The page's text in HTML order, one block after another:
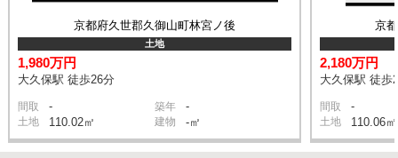
京都府久世郡久御山町林宮ノ後
土地
1,980万円
大久保駅 徒歩26分
間取 - 築年 -
土地 110.02㎡ 建物 -㎡
京
2,180万円
大久保駅 徒歩
間取 -
土地 110.06㎡